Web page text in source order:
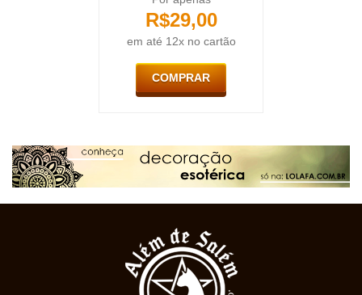
R$29,00
em até 12x no cartão
COMPRAR